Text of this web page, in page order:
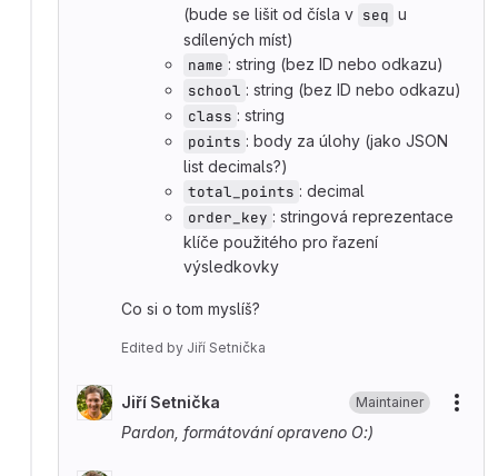
(bude se lišit od čísla v seq u
sdílených míst)
name : string (bez ID nebo odkazu)
school : string (bez ID nebo odkazu)
class : string
points : body za úlohy (jako JSON
list decimals?)
total_points : decimal
order_key : stringová reprezentace
klíče použitého pro řazení
výsledkovky
Co si o tom myslíš?
Edited by Jiří Setnička
Jiří Setnička Maintainer
Pardon, formátování opraveno O:)